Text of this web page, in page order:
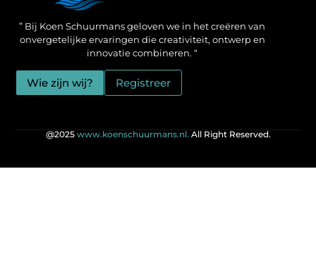
” Bij Koen Schuurmans geloven we in het creëren van
onvergetelijke ervaringen die creativiteit, ontwerp en
innovatie combineren. “
Wie zijn wij? Registreer
@2025 www.koenschuurmans.nl. All Right Reserved.